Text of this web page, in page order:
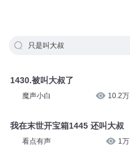
只是叫大叔
1430.被叫大叔了
魔声小白 10.2万
我在末世开宝箱1445 还叫大叔
看点有声 1万